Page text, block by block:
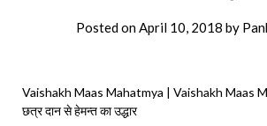
Posted onApril 10, 2018 by
Vaishakh Maas Mahatmya | Vaishakh Maas
छत्र दान से हेमन्त का उद्धार